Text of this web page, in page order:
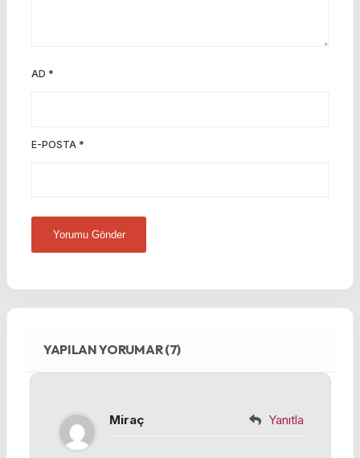
AD *
E-POSTA *
YAPILAN YORUMAR (7)
Miraç Yanıtla